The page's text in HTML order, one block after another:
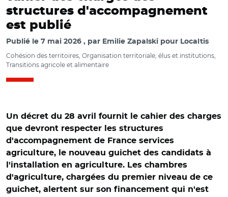
structures d'accompagnement
est publié
Publié le 7 mai 2026 par Emilie Zapalski pour Localtis
Cohésion des territoires, Organisation territoriale, élus et institutions,
Transitions agricole et alimentaire
Un décret du 28 avril fournit le cahier des charges
que devront respecter les structures
d'accompagnement de France services
agriculture, le nouveau guichet des candidats à
l'installation en agriculture. Les chambres
d'agriculture, chargées du premier niveau de ce
guichet, alertent sur son financement qui n'est